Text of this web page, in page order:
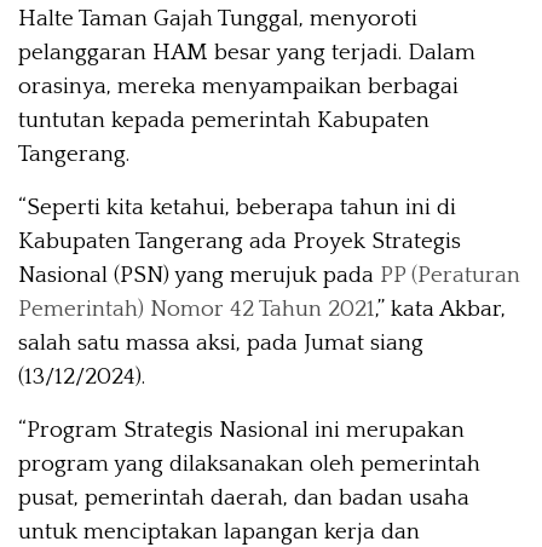
Halte Taman Gajah Tunggal, menyoroti
pelanggaran HAM besar yang terjadi. Dalam
orasinya, mereka menyampaikan berbagai
tuntutan kepada pemerintah Kabupaten
Tangerang.
“Seperti kita ketahui, beberapa tahun ini di
Kabupaten Tangerang ada Proyek Strategis
Nasional (PSN) yang merujuk pada PP (Peraturan
Pemerintah) Nomor 42 Tahun 2021,” kata Akbar,
salah satu massa aksi, pada Jumat siang
(13/12/2024).
“Program Strategis Nasional ini merupakan
program yang dilaksanakan oleh pemerintah
pusat, pemerintah daerah, dan badan usaha
untuk menciptakan lapangan kerja dan